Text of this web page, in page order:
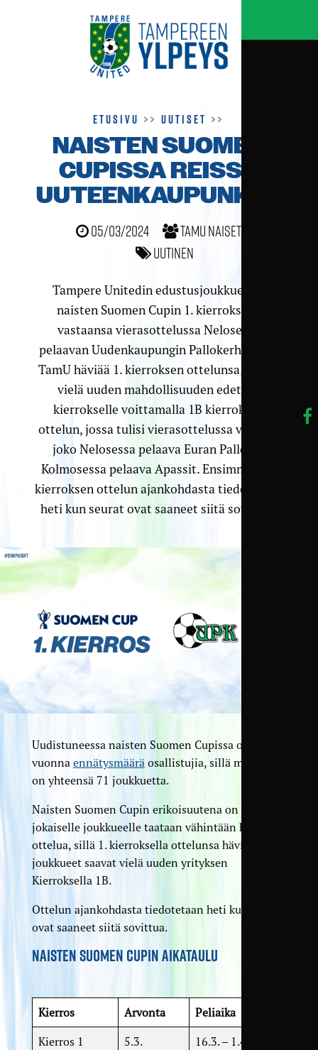
Etusivu >>Uutiset >>
NAISTEN SUOMEN
CUPISSA REISSU
UUTEENKAUPUNKIIN
05/03/2024
TamU naiset
Uutinen
Tampere Unitedin edustusjoukkue saa
naisten Suomen Cupin 1. kierroksella
vastaansa vierasottelussa Nelosessa
pelaavan Uudenkaupungin Pallokerhon. Jos
TamU häviää 1. kierroksen ottelunsa, se saa
vielä uuden mahdollisuuden edetä 2.
kierrokselle voittamalla 1B kierroksen
ottelun, jossa tulisi vierasottelussa vastaan
joko Nelosessa pelaava Euran Pallo tai
Kolmosessa pelaava Apassit. Ensimmäisen
kierroksen ottelun ajankohdasta tiedotetaan
heti kun seurat ovat saaneet siitä sovittua.
Uudistuneessa naisten Suomen Cupissa on tänä
vuonna ennätysmääräosallistujia, sillä mukana
on yhteensä 71 joukkuetta.
Naisten Suomen Cupin erikoisuutena on se, että
jokaiselle joukkueelle taataan vähintään kaksi
ottelua, sillä 1. kierroksella ottelunsa häviävät
joukkueet saavat vielä uuden yrityksen
Kierroksella 1B.
Ottelun ajankohdasta tiedotetaan heti kun seurat
ovat saaneet siitä sovittua.
NAISTEN SUOMEN CUPIN AIKATAULU
Kierros Arvonta Peliaika
Kierros 1 5.3. 16.3. – 1.4.